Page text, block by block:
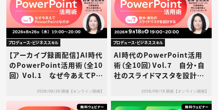
プロデュース・ビジネススキル
【アーカイブ録画配信】AI時代
のPowerPoint活用術（全10
回） Vol.1 なぜ今あえてPo
2026/08/26 開催【オンライン開催】
プロデュース・ビジネススキル
AI時代のPowerPoint活用
術（全10回）Vol.7 自分・自
社のスライドマスタを設計す
2026/09/18 開催【オンライン開催】